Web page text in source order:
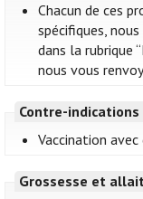
Chacun de ces
spécifiques,
dans la rubrique
nous vous
Contre-indications
Vaccination
Grossesse et